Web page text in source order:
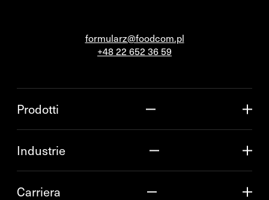
formularz@foodcom.pl
+48 22 652 36 59
Prodotti
Industrie
Carriera